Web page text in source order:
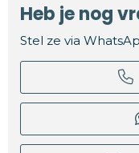
Heb je nog
Stel ze via